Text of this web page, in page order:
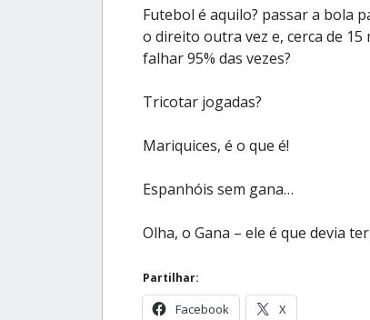
Futebol é aquilo? passar a bola
o direito outra vez e, cerca de
falhar 95% das vezes?
Tricotar jogadas?
Mariquices, é o que é!
Espanhóis sem gana…
Olha, o Gana – ele é que devia
Partilhar:
Facebook X